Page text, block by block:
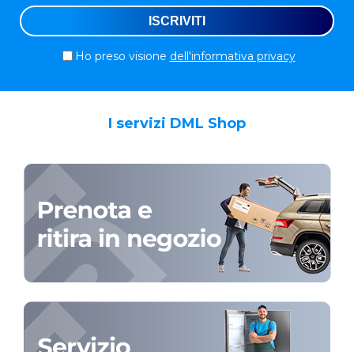
Ho preso visione dell'informativa privacy
I servizi DML Shop